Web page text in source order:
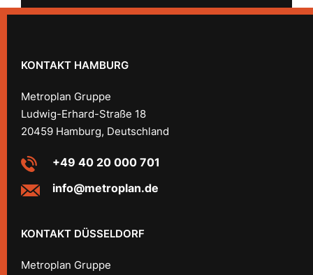
KONTAKT HAMBURG
Metroplan Gruppe
Ludwig-Erhard-Straße 18
20459 Hamburg, Deutschland
+49 40 20 000 701
info@metroplan.de
KONTAKT DÜSSELDORF
Metroplan Gruppe